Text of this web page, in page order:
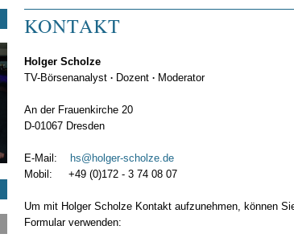
KONTAKT
Holger Scholze
TV-Börsenanalyst ∙ Dozent ∙ Moderator
An der Frauenkirche 20
D-01067 Dresden
E-Mail:
hs@holger-scholze.de
Mobil: +49 (0)172 - 3 74 08 07
Um mit Holger Scholze Kontakt aufzunehmen, können
Formular verwenden: